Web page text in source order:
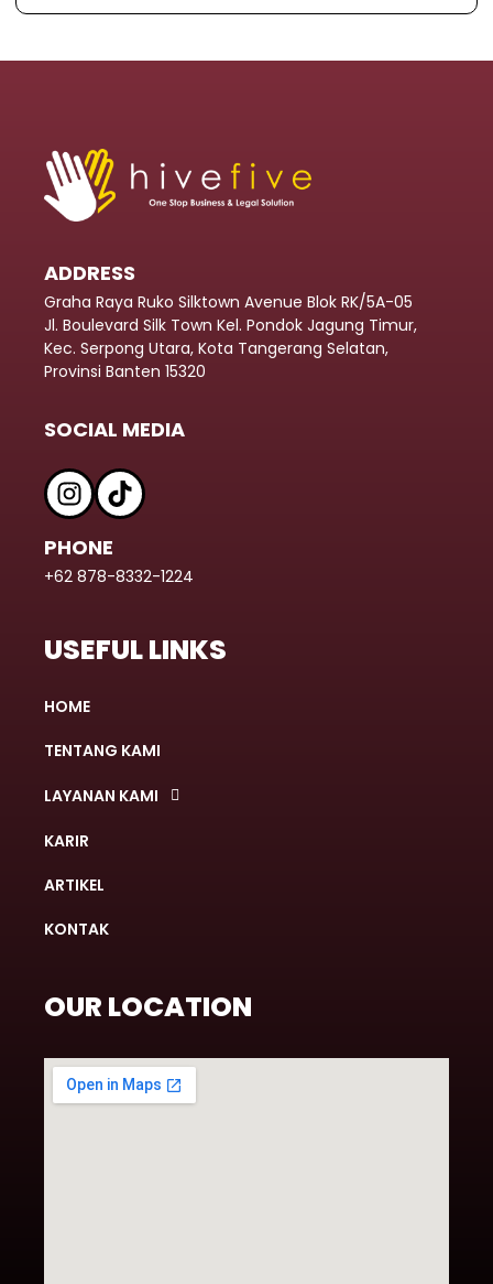
ADDRESS
Graha Raya Ruko Silktown Avenue Blok RK/5A-05
Jl. Boulevard Silk Town Kel. Pondok Jagung Timur,
Kec. Serpong Utara, Kota Tangerang Selatan,
Provinsi Banten 15320
SOCIAL MEDIA
PHONE
+62 878-8332-1224
USEFUL LINKS
HOME
TENTANG KAMI
LAYANAN KAMI
KARIR
ARTIKEL
KONTAK
OUR LOCATION